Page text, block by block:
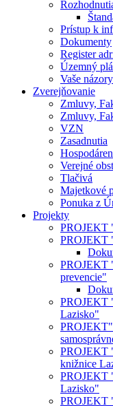
Prístup k
Dokumenty
Register
Územný
Vaše
Zverejňovanie
Zmluvy,
Zmluvy,
VZN
Zasadnutia
Verejné
Tlačivá
Majetkové
Ponuka z
Projekty
PROJEKT
PROJEKT
PROJEKT
prevencie"
PROJEKT
Lazisko"
PROJEKT
knižnice
PROJEKT
Lazisko"
PROJEKT